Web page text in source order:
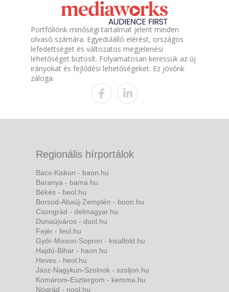
Portfóliónk minőségi tartalmat jelent minden
olvasó számára. Egyedülálló elérést, országos
lefedettséget és változatos megjelenési
lehetőséget biztosít. Folyamatosan keressük az új
irányokat és fejlődési lehetőségeket. Ez jövőnk
záloga.
Regionális hírportálok
Bács-Kiskun - baon.hu
Baranya - bama.hu
Békés - beol.hu
Borsod-Abaúj-Zemplén - boon.hu
Csongrád - delmagyar.hu
Dunaújváros - duol.hu
Fejér - feol.hu
Győr-Moson-Sopron - kisalfold.hu
Hajdú-Bihar - haon.hu
Heves - heol.hu
Jász-Nagykun-Szolnok - szoljon.hu
Komárom-Esztergom - kemma.hu
Nógrád - nool.hu